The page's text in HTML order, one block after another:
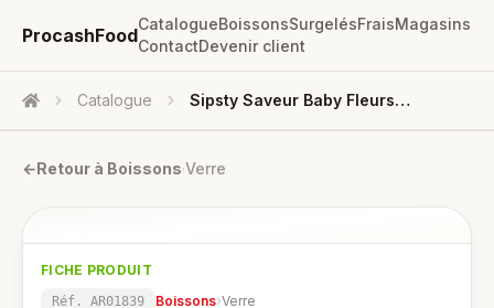
ProcashFood
CatalogueBoissonsSurgelésFraisMagasins
ContactDevenir client
Accueil Catalogue Sipsty Saveur Baby Fleurs De Lotus X4 275ml
←Retour à Boissons·Verre
FICHE PRODUIT
Réf. AR01839 Boissons›Verre